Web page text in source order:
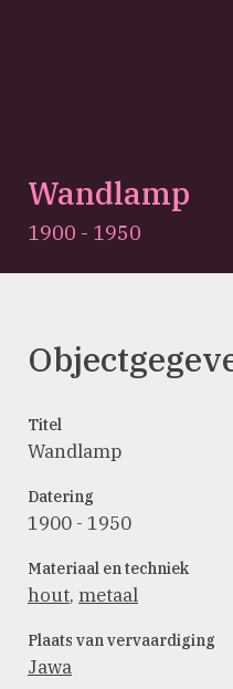
Wandlamp
1900 - 1950
Titel
Wandlamp
Datering
1900 - 1950
Materiaal en techniek
hout, metaal
Plaats van vervaardiging
Jawa